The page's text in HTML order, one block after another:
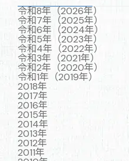
令和8年（2026年）
令和7年（2025年）
令和6年（2024年）
令和5年（2023年）
令和4年（2022年）
令和3年（2021年）
令和2年（2020年）
令和1年（2019年）
2018年
2017年
2016年
2015年
2014年
2013年
2012年
2011年